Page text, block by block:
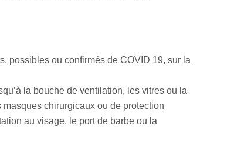
possibles ou confirmés de COVID 19, sur la
la bouche de ventilation, les vitres ou la
chirurgicaux ou de protection
au visage, le port de barbe ou la